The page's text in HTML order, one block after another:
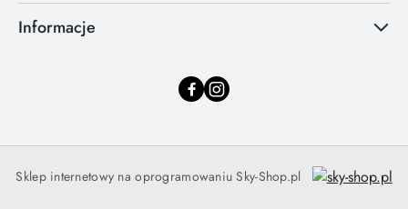
Informacje
Sklep internetowy na oprogramowaniu Sky-Shop.pl